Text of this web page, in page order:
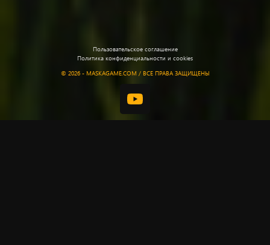
Пользовательское соглашение
Политика конфиденциальности и cookies
© 2026 - MASKAGAME.COM / ВСЕ ПРАВА ЗАЩИЩЕНЫ